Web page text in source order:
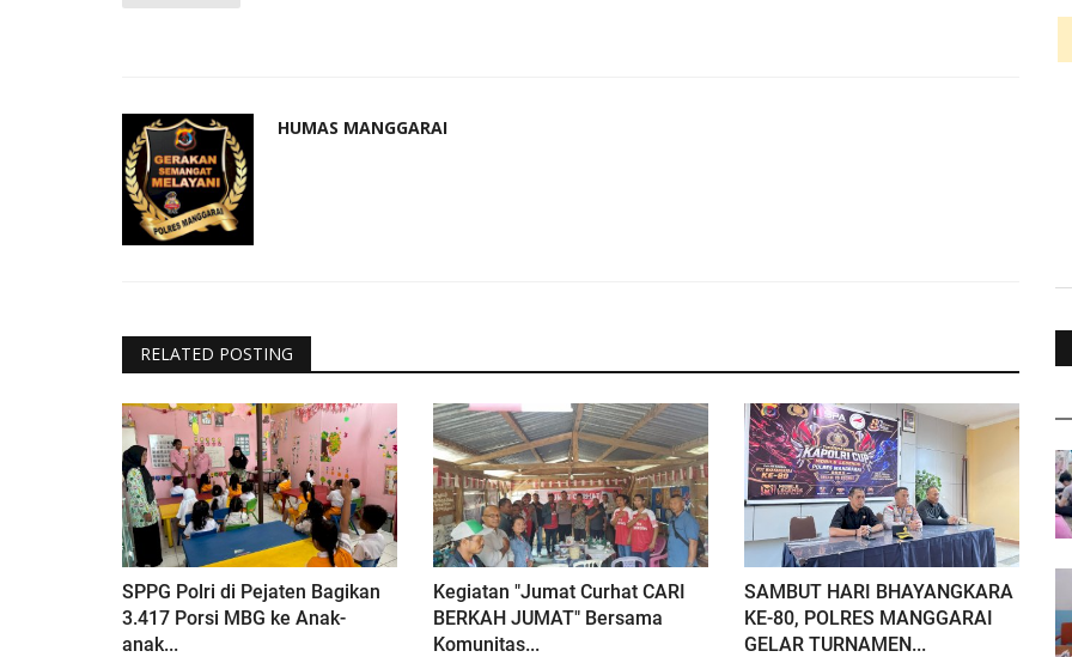
HUMAS MANGGARAI
RELATED POSTING
SPPG Polri di Pejaten Bagikan
3.417 Porsi MBG ke Anak-
anak...
Kegiatan "Jumat Curhat CARI
BERKAH JUMAT" Bersama
Komunitas...
SAMBUT HARI BHAYANGKARA
KE-80, POLRES MANGGARAI
GELAR TURNAMEN...